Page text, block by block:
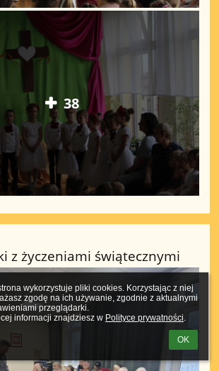
wykorzystuje pliki cookies. Korzystając z niej
zgodę na ich używanie, zgodnie z aktualnymi
przeglądarki.
informacji znajdziesz w Polityce prywatności.
OK
38
z życzeniami świątecznymi